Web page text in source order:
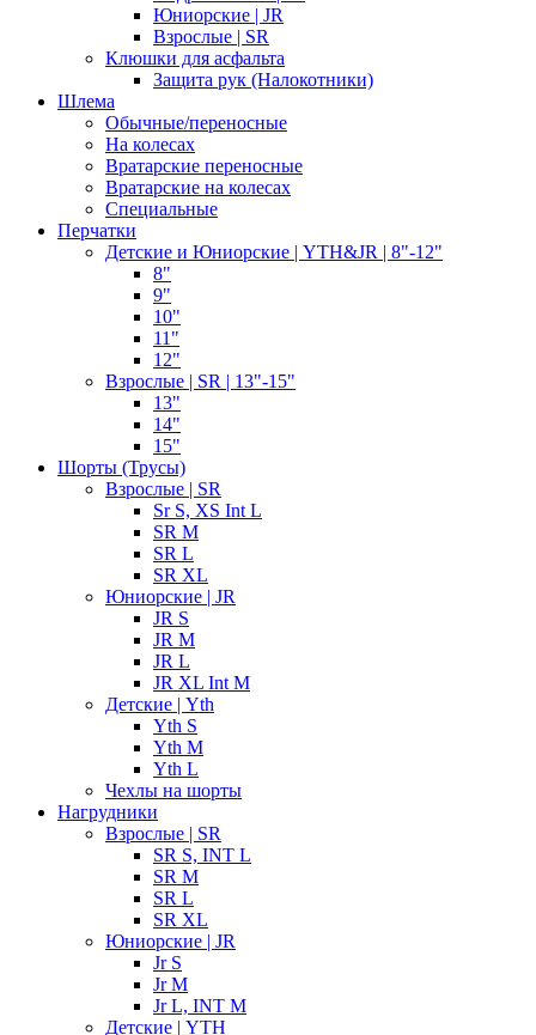
Юниорские | JR
Взрослые | SR
Клюшки для асфальта
Защита рук (Налокотники)
Шлема
Обычные/переносные
На колесах
Вратарские переносные
Вратарские на колесах
Специальные
Перчатки
Детские и Юниорские | YTH&JR | 8"-12"
8"
9"
10"
11"
12"
Взрослые | SR | 13"-15"
13"
14"
15"
Шорты (Трусы)
Взрослые | SR
Sr S, XS Int L
SR M
SR L
SR XL
Юниорские | JR
JR S
JR M
JR L
JR XL Int M
Детские | Yth
Yth S
Yth M
Yth L
Чехлы на шорты
Нагрудники
Взрослые | SR
SR S, INT L
SR M
SR L
SR XL
Юниорские | JR
Jr S
Jr M
Jr L, INT M
Детские | YTH